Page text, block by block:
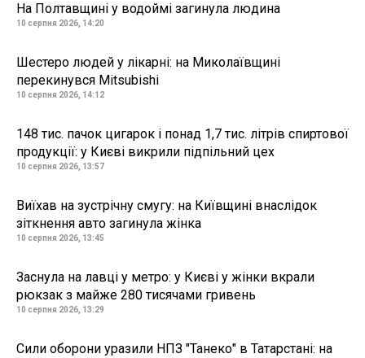
На Полтавщині у водоймі загинула людина
10 серпня 2026, 14:20
Шестеро людей у лікарні: на Миколаївщині
перекинувся Mitsubishi
10 серпня 2026, 14:12
148 тис. пачок цигарок і понад 1,7 тис. літрів спиртової
продукції: у Києві викрили підпільний цех
10 серпня 2026, 13:57
Виїхав на зустрічну смугу: на Київщині внаслідок
зіткнення авто загинула жінка
10 серпня 2026, 13:45
Заснула на лавці у метро: у Києві у жінки вкрали
рюкзак з майже 280 тисячами гривень
10 серпня 2026, 13:29
Сили оборони уразили НПЗ "Танеко" в Татарстані: на